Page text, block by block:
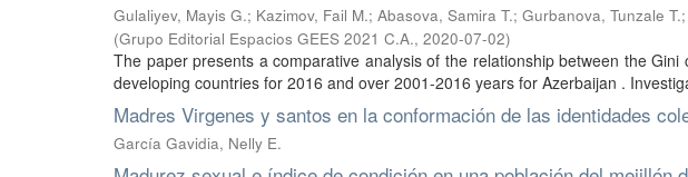
Gulaliyev, Mayis G.; Kazimov, Fail M.; Abasova, Samira T.; Gurbanova, Tunzale T.;
(Grupo Editorial Espacios GEES 2021 C.A., 2020-07-02)
The paper presents a comparative analysis of the relationship between the
developing countries for 2016 and over 2001-2016 years for Azerbaijan .
Madres Virgenes y santos en la conformación de las identidades
García Gavidia, Nelly E.